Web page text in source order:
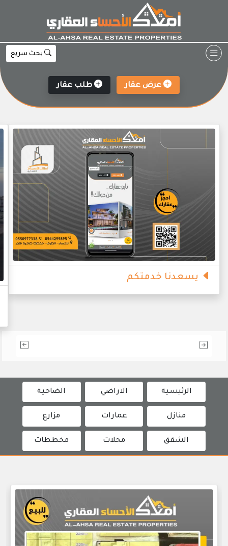
بحث سريع
عرض عقار طلب عقار
يسعدنا خدمتكم
الرئيسية الاراضي الضاحية
منازل عمارات مزارع
الشقق محلات مخططات